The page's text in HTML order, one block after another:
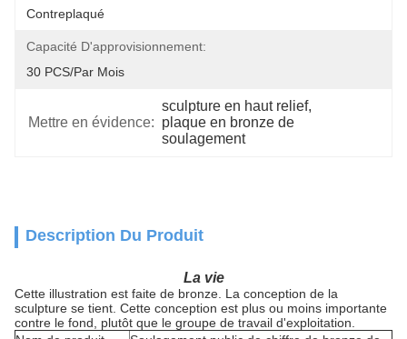
Contreplaqué
Capacité D'approvisionnement:
30 PCS/par Mois
Mettre en évidence:
sculpture en haut relief,
plaque en bronze de
soulagement
Description Du Produit
La vie
Cette illustration est faite de bronze. La conception de la
sculpture se tient. Cette conception est plus ou moins importante
contre le fond, plutôt que le groupe de travail d'exploitation.